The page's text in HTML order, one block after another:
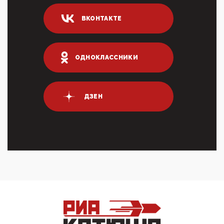
логических двухЗаполнение ИНН при любых
переводах по ...
03:35, 10 Апреля 2026
крупных банках по итогам 2025 года превысило 63
млрд руб. ...
03:01, 10 Апреля 2026
что союзники просили Киев не наносить удары по
энергети...
01:54, 10 Апреля 2026
Сионистское правительство благосклонно
разрешило православным христианам провести
ВКОНТАКТЕ
ОДНОКЛАССНИКИ
ДЗЕН